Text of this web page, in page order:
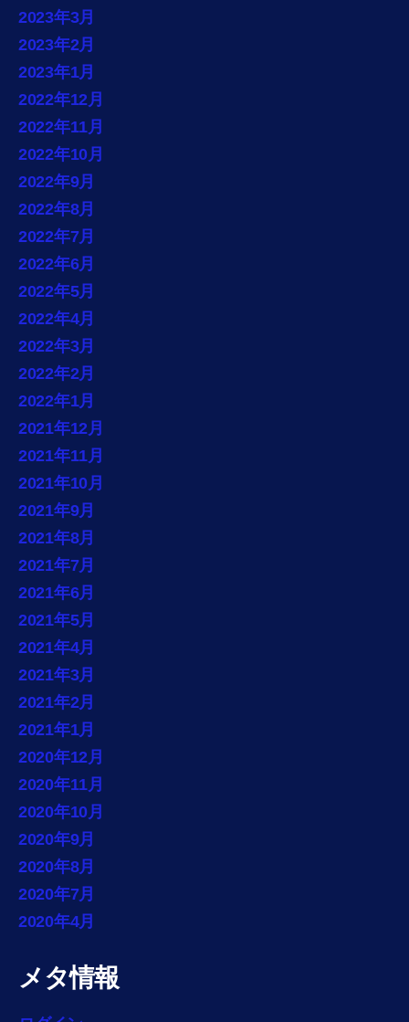
2023年3月
2023年2月
2023年1月
2022年12月
2022年11月
2022年10月
2022年9月
2022年8月
2022年7月
2022年6月
2022年5月
2022年4月
2022年3月
2022年2月
2022年1月
2021年12月
2021年11月
2021年10月
2021年9月
2021年8月
2021年7月
2021年6月
2021年5月
2021年4月
2021年3月
2021年2月
2021年1月
2020年12月
2020年11月
2020年10月
2020年9月
2020年8月
2020年7月
2020年4月
メタ情報